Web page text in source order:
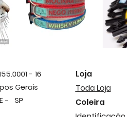
- 16
Gerais
- SP
Loja
Toda Loja
Coleira